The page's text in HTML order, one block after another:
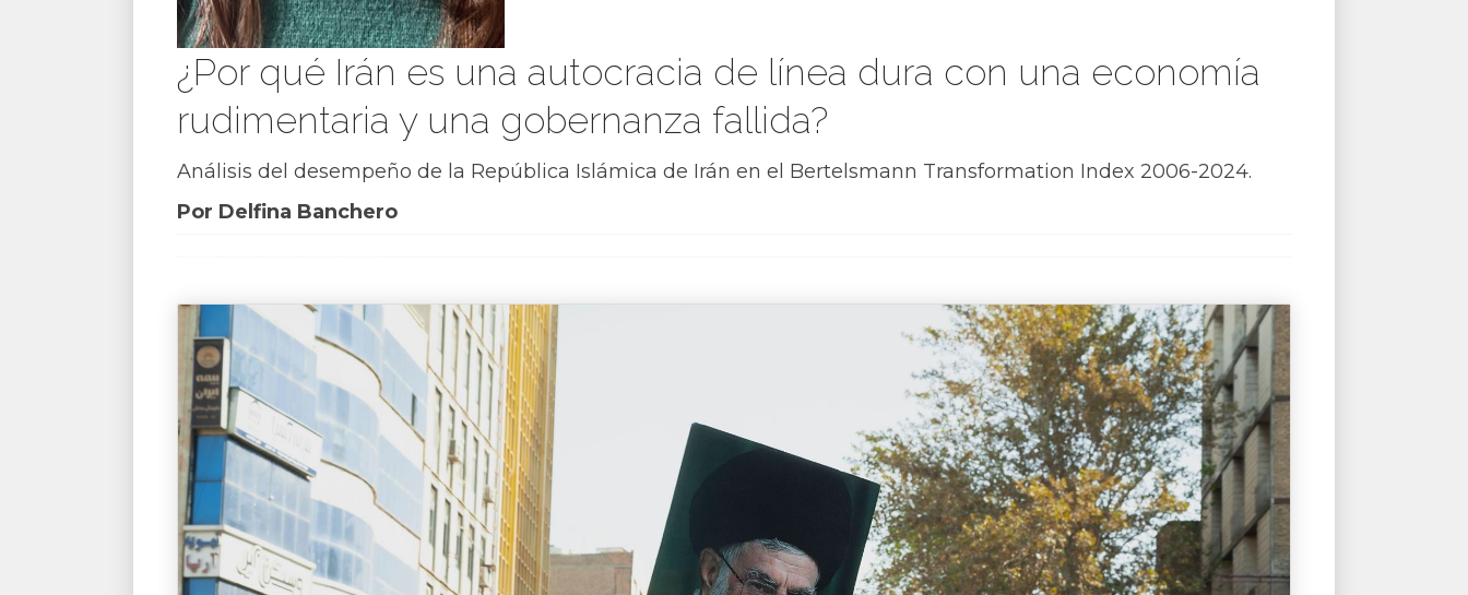
¿Por qué Irán es una autocracia de línea dura con una economía
rudimentaria y una gobernanza fallida?
Análisis del desempeño de la República Islámica de Irán en el Bertelsmann Transformation Index 2006-2024.
Por Delfina Banchero